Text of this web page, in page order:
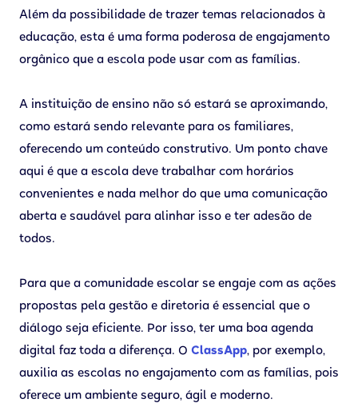
Além da possibilidade de trazer temas relacionados à
educação, esta é uma forma poderosa de engajamento
orgânico que a escola pode usar com as famílias.
A instituição de ensino não só estará se aproximando,
como estará sendo relevante para os familiares,
oferecendo um conteúdo construtivo. Um ponto chave
aqui é que a escola deve trabalhar com horários
convenientes e nada melhor do que uma comunicação
aberta e saudável para alinhar isso e ter adesão de
todos.
Para que a comunidade escolar se engaje com as ações
propostas pela gestão e diretoria é essencial que o
diálogo seja eficiente. Por isso, ter uma boa agenda
digital faz toda a diferença. O ClassApp, por exemplo,
auxilia as escolas no engajamento com as famílias, pois
oferece um ambiente seguro, ágil e moderno.